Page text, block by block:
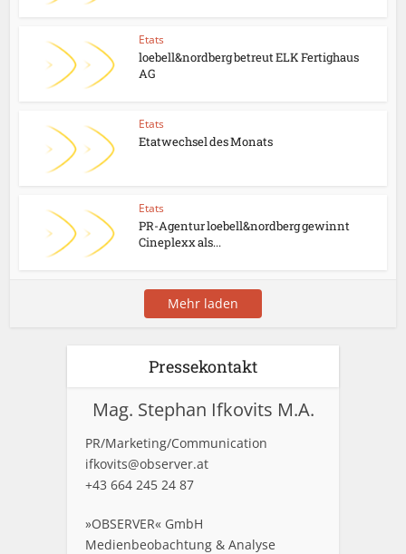
Etats
loebell&nordberg betreut ELK Fertighaus
AG
Etats
Etatwechsel des Monats
Etats
PR-Agentur loebell&nordberg gewinnt
Cineplexx als...
Mehr laden
Pressekontakt
Mag. Stephan Ifkovits M.A.
PR/Marketing/Communication
ifkovits@observer.at
+43 664 245 24 87
»OBSERVER« GmbH
Medienbeobachtung & Analyse